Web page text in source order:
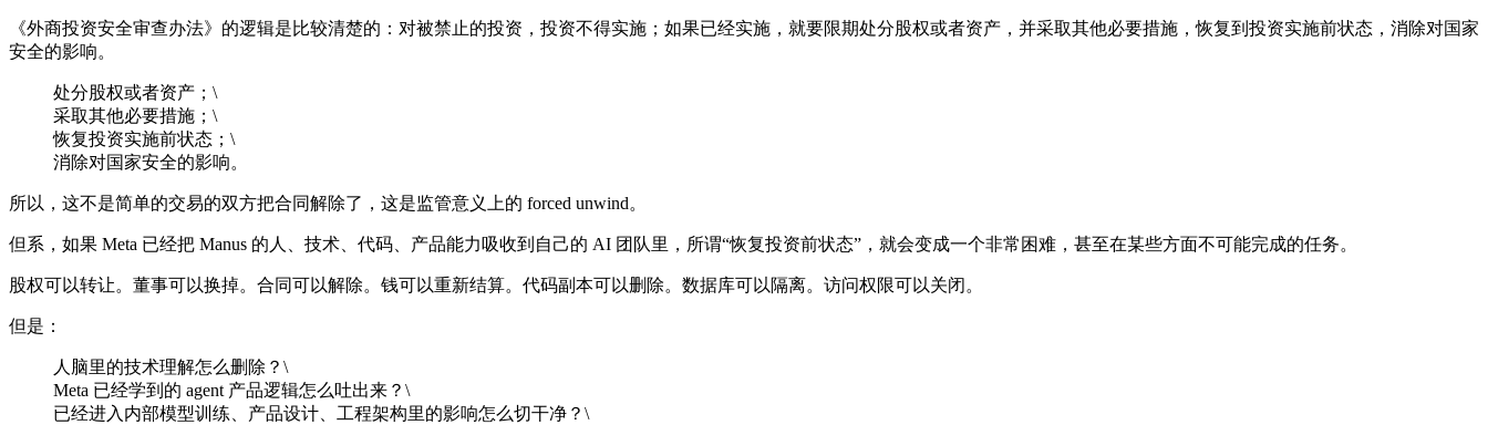
《外商投资安全审查办法》的逻辑是比较清楚的：对被禁止的投资，投资不得实施；如果已经实施，就要限期处分股权或者资产，并采取其他必要措施，恢复到投资实施前状态，消除对国家
安全的影响。
处分股权或者资产；\
采取其他必要措施；\
恢复投资实施前状态；\
消除对国家安全的影响。
所以，这不是简单的交易的双方把合同解除了，这是监管意义上的 forced unwind。
但系，如果 Meta 已经把 Manus 的人、技术、代码、产品能力吸收到自己的 AI 团队里，所谓“恢复投资前状态”，就会变成一个非常困难，甚至在某些方面不可能完成的任务。
股权可以转让。董事可以换掉。合同可以解除。钱可以重新结算。代码副本可以删除。数据库可以隔离。访问权限可以关闭。
但是：
人脑里的技术理解怎么删除？\
Meta 已经学到的 agent 产品逻辑怎么吐出来？\
已经进入内部模型训练、产品设计、工程架构里的影响怎么切干净？\